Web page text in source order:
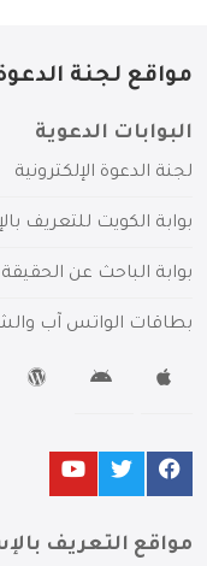
مواقع لجنة الدعوة
البوابات الدعوية
لجنة الدعوة الإلكترونية
بوابة الكويت للتعريف
بوابة الباحث عن الحقيقة
بطاقات الواتس آب
مواقع التعريف